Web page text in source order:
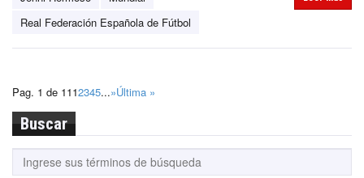
Real Federación Española de Fútbol
Pag. 1 de 1112345...»Última »
Buscar